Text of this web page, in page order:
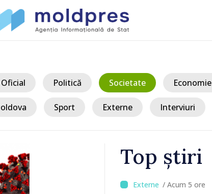
Oficial Politică Societate Economie
Sport Externe Interviuri
Top știri
/ Acum 8 ore